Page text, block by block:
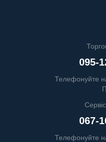
095-
Телефонуйте
067-
Телефонуйте